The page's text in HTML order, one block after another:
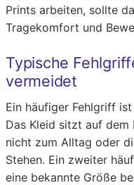
Prints arbeiten, sollte
Tragekomfort und
Typische
vermeidet
Ein häufiger Fehlgriff
Das Kleid sitzt auf
nicht zum Alltag oder
Stehen. Ein zweiter
eine bekannte Größe